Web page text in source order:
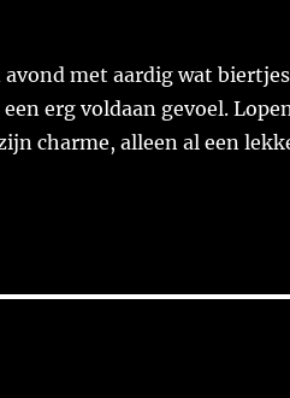
met aardig wat
erg voldaan gevoel.
charme, alleen al een